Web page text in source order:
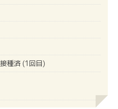
種済 (1回目)